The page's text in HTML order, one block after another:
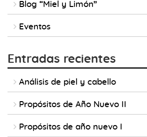
Blog “Miel y Limón”
Eventos
Entradas recientes
Análisis de piel y cabello
Propósitos de Año Nuevo II
Propósitos de año nuevo I